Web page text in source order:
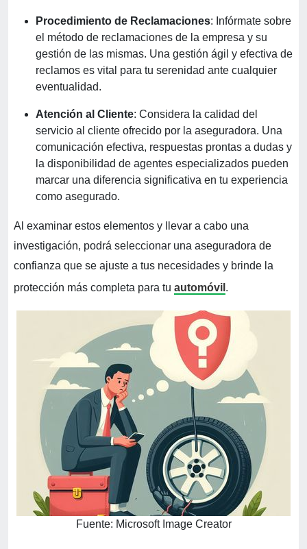
Procedimiento de Reclamaciones: Infórmate sobre
el método de reclamaciones de la empresa y su
gestión de las mismas. Una gestión ágil y efectiva de
reclamos es vital para tu serenidad ante cualquier
eventualidad.
Atención al Cliente: Considera la calidad del
servicio al cliente ofrecido por la aseguradora. Una
comunicación efectiva, respuestas prontas a dudas y
la disponibilidad de agentes especializados pueden
marcar una diferencia significativa en tu experiencia
como asegurado.
Al examinar estos elementos y llevar a cabo una
investigación, podrá seleccionar una aseguradora de
confianza que se ajuste a tus necesidades y brinde la
protección más completa para tu automóvil .
Fuente: Microsoft Image Creator